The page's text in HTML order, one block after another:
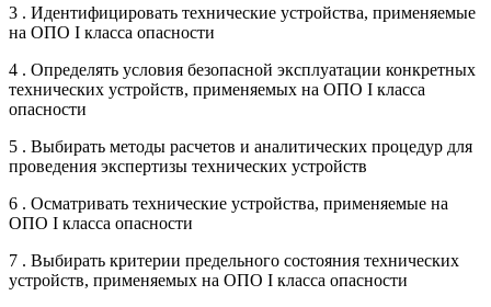
3 . Идентифицировать технические устройства, применяемые
на ОПО I класса опасности
4 . Определять условия безопасной эксплуатации конкретных
технических устройств, применяемых на ОПО I класса
опасности
5 . Выбирать методы расчетов и аналитических процедур для
проведения экспертизы технических устройств
6 . Осматривать технические устройства, применяемые на
ОПО I класса опасности
7 . Выбирать критерии предельного состояния технических
устройств, применяемых на ОПО I класса опасности